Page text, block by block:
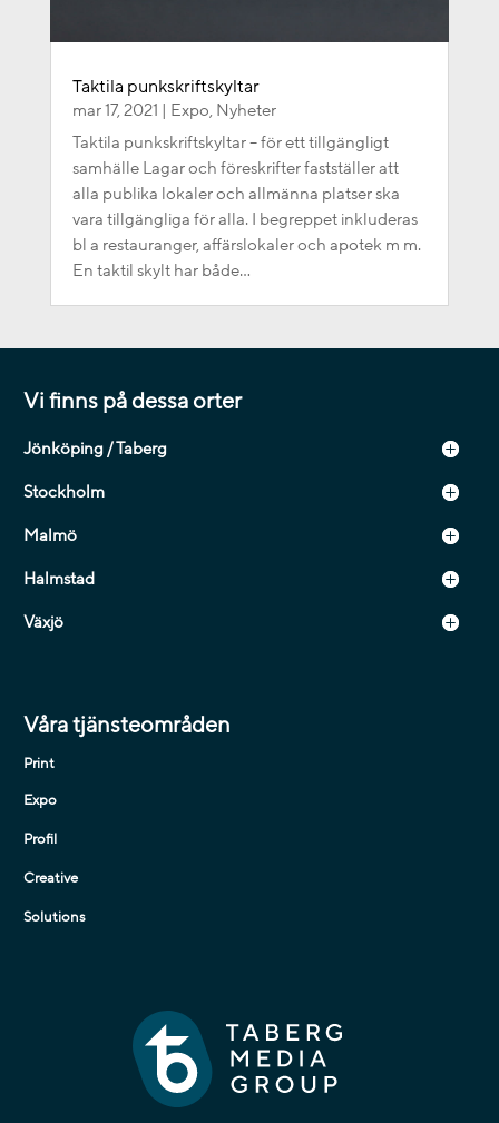
Taktila punkskriftskyltar
mar 17, 2021 | Expo, Nyheter
Taktila punkskriftskyltar – för ett tillgängligt
samhälle Lagar och föreskrifter fastställer att
alla publika lokaler och allmänna platser ska
vara tillgängliga för alla. I begreppet inkluderas
bl a restauranger, affärslokaler och apotek m m.
En taktil skylt har både...
Vi finns på dessa orter
Jönköping / Taberg
Stockholm
Malmö
Halmstad
Växjö
Våra tjänsteområden
Print
Expo
Profil
Creative
Solutions